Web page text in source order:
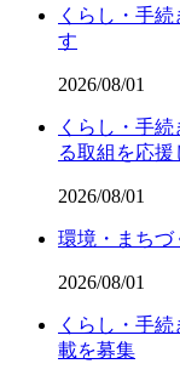
くらし・手続
す
2026/08/01
くらし・手続
る取組を応援
2026/08/01
環境・まちづ
2026/08/01
くらし・手続
載を募集